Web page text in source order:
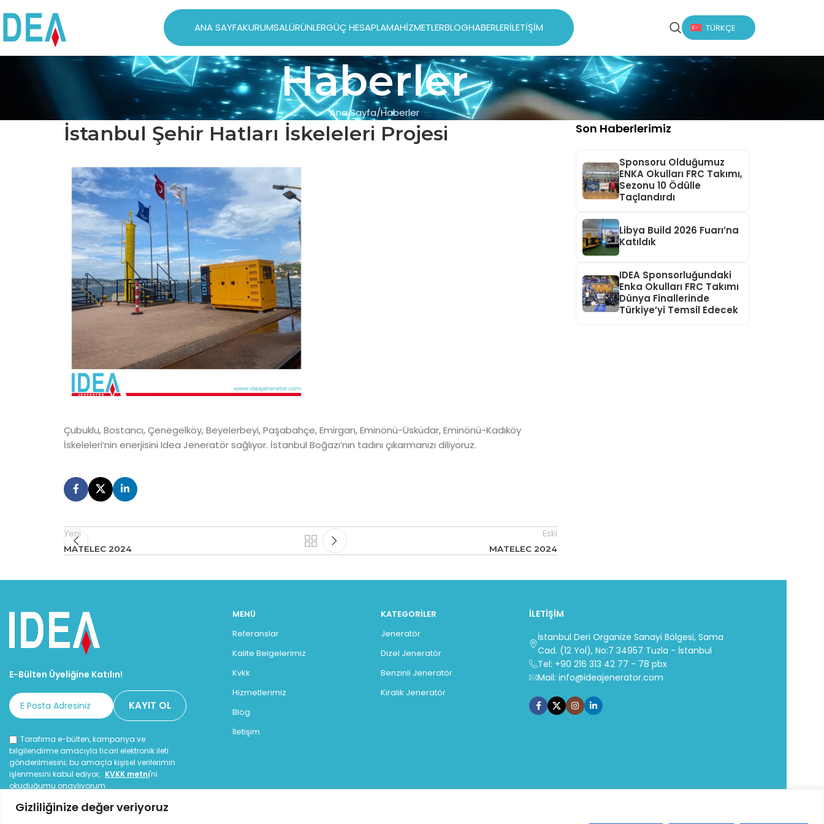
Gizliliğinize değer veriyoruz
ANA SAYFAKURUMSALÜRÜNLERGÜÇ HESAPLAMAHIZMETLERBLOGHABERLERİLETIŞIM TÜRKÇE
Haberler
Ana Sayfa Haberler
İstanbul Şehir Hatları İskeleleri Projesi
Çubuklu, Bostancı, Çenegelköy, Beyelerbeyi, Paşabahçe, Emirgan, Eminönü-Üsküdar, Eminönü-Kadıköy
İskeleleri’nin enerjisini Idea Jeneratör sağlıyor. İstanbul Boğazı’nın tadını çıkarmanızı diliyoruz.
Yeni
MATELEC 2024
Eski
MATELEC 2024
Son Haberlerimiz
Sponsoru Olduğumuz
ENKA Okulları FRC Takımı,
Sezonu 10 Ödülle
Taçlandırdı
Libya Build 2026 Fuarı’na
Katıldık
IDEA Sponsorluğundaki
Enka Okulları FRC Takımı
Dünya Finallerinde
Türkiye’yi Temsil Edecek
E-Bülten Üyeliğine Katılın!
Tarafıma e-bülten, kampanya ve
bilgilendirme amacıyla ticari elektronik ileti
gönderilmesini; bu amaçla kişisel verilerimin
işlenmesini kabul ediyor, KVKK metni'ni
okuduğumu onaylıyorum.
MENÜ
Referanslar
Kalite Belgelerimiz
Kvkk
Hizmetlerimiz
Blog
İletişim
KATEGORILER
Jeneratör
Dizel Jeneratör
Benzinli Jeneratör
Kiralık Jeneratör
İLETİŞİM
İstanbul Deri Organize Sanayi Bölgesi, Sama
Cad. (12 Yol), No:7 34957 Tuzla - İstanbul
Tel: +90 216 313 42 77 - 78 pbx
Mail:info@ideajenerator.com